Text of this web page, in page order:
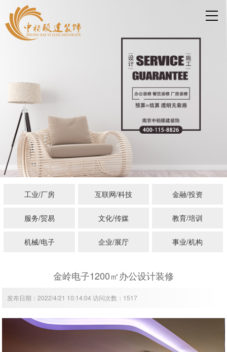
工业/厂房 互联网/科技 金融/投资
服务/贸易 文化/传媒 教育/培训
机械/电子 企业/展厅 事业/机构
金岭电子1200㎡办公设计装修
发布日期：2022/4/21 10:14:04 访问次数：1517